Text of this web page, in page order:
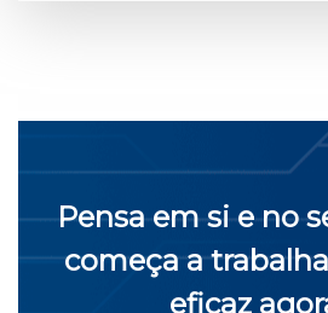
Pensa em si e no
começa a
eficaz